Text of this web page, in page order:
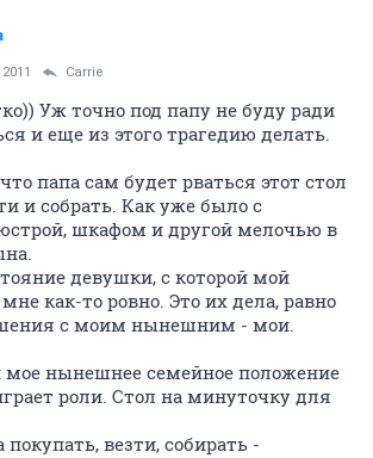
Carrie
Уж точно под папу не буду ради
и еще из этого трагедию делать.
папа сам будет рваться этот стол
и собрать. Как уже было с
шкафом и другой мелочью в
девушки, с которой мой
как-то ровно. Это их дела, равно
с моим нынешним - мои.
мое нынешнее семейное положение
роли. Стол на минуточку для
покупать, везти, собирать -